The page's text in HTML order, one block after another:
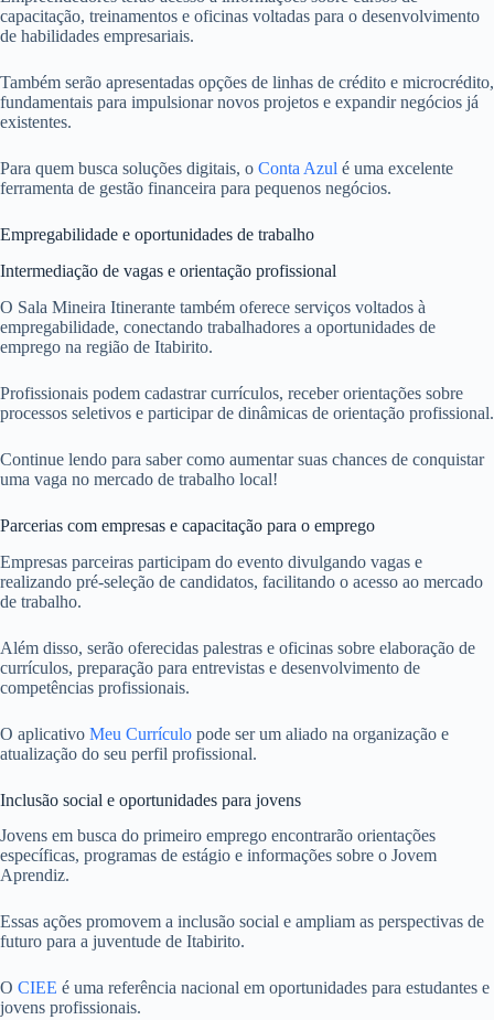
capacitação, treinamentos e oficinas voltadas para o desenvolvimento
de habilidades empresariais.
Também serão apresentadas opções de linhas de crédito e microcrédito,
fundamentais para impulsionar novos projetos e expandir negócios já
existentes.
Para quem busca soluções digitais, o Conta Azul é uma excelente
ferramenta de gestão financeira para pequenos negócios.
Empregabilidade e oportunidades de trabalho
Intermediação de vagas e orientação profissional
O Sala Mineira Itinerante também oferece serviços voltados à
empregabilidade, conectando trabalhadores a oportunidades de
emprego na região de Itabirito.
Profissionais podem cadastrar currículos, receber orientações sobre
processos seletivos e participar de dinâmicas de orientação profissional.
Continue lendo para saber como aumentar suas chances de conquistar
uma vaga no mercado de trabalho local!
Parcerias com empresas e capacitação para o emprego
Empresas parceiras participam do evento divulgando vagas e
realizando pré-seleção de candidatos, facilitando o acesso ao mercado
de trabalho.
Além disso, serão oferecidas palestras e oficinas sobre elaboração de
currículos, preparação para entrevistas e desenvolvimento de
competências profissionais.
O aplicativo Meu Currículo pode ser um aliado na organização e
atualização do seu perfil profissional.
Inclusão social e oportunidades para jovens
Jovens em busca do primeiro emprego encontrarão orientações
específicas, programas de estágio e informações sobre o Jovem
Aprendiz.
Essas ações promovem a inclusão social e ampliam as perspectivas de
futuro para a juventude de Itabirito.
O CIEE é uma referência nacional em oportunidades para estudantes e
jovens profissionais.